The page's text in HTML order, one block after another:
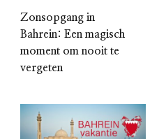
Zonsopgang in
Bahrein: Een magisch
moment om nooit te
vergeten